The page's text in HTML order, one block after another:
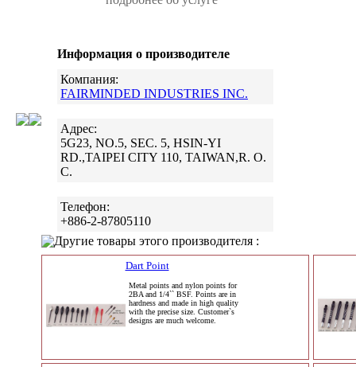
Информация о производителе
Компания:
FAIRMINDED INDUSTRIES INC.
Адрес:
5G23, NO.5, SEC. 5, HSIN-YI
RD.,TAIPEI CITY 110, TAIWAN,R. O.
C.
Телефон:
+886-2-87805110
Другие товары этого производителя :
Dart Point
Metal points and nylon points for
2BA and 1/4`` BSF. Points are in
hardness and made in high quality
with the precise size. Customer`s
designs are much welcome.